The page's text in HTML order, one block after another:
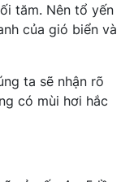
tăm. Nên tổ yến
của gió biển và
ta sẽ nhận rõ
có mùi hơi hắc